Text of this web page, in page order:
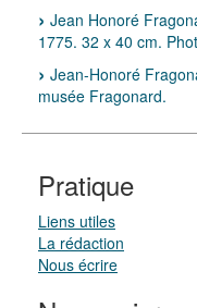
Jean Honoré
1775. 32 x 40 cm.
Jean-Honoré
musée Fragonard.
Pratique
Liens utiles
La rédaction
Nous écrire